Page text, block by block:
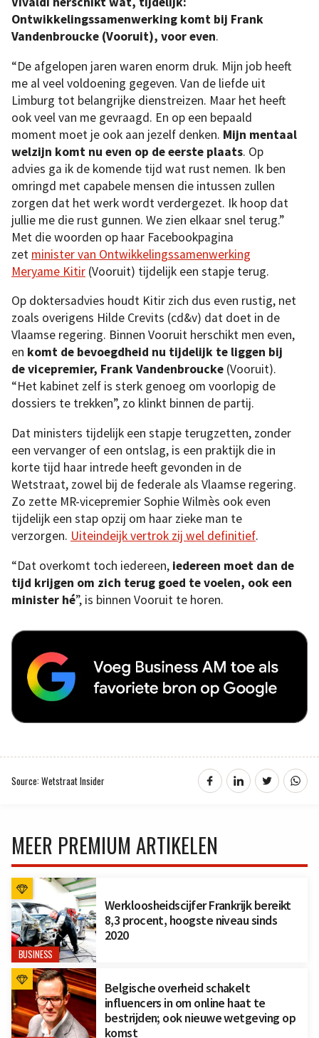
Ontwikkelingssamenwerking komt bij Frank
Vandenbroucke (Vooruit), voor even.
“De afgelopen jaren waren enorm druk. Mijn job heeft
me al veel voldoening gegeven. Van de liefde uit
Limburg tot belangrijke dienstreizen. Maar het heeft
ook veel van me gevraagd. En op een bepaald
moment moet je ook aan jezelf denken. Mijn mentaal
welzijn komt nu even op de eerste plaats. Op
advies ga ik de komende tijd wat rust nemen. Ik ben
omringd met capabele mensen die intussen zullen
zorgen dat het werk wordt verdergezet. Ik hoop dat
jullie me die rust gunnen. We zien elkaar snel terug.”
Met die woorden op haar Facebookpagina
zet minister van Ontwikkelingssamenwerking
Meryame Kitir (Vooruit) tijdelijk een stapje terug.
Op doktersadvies houdt Kitir zich dus even rustig, net
zoals overigens Hilde Crevits (cd&v) dat doet in de
Vlaamse regering. Binnen Vooruit herschikt men even,
en komt de bevoegdheid nu tijdelijk te liggen bij
de vicepremier, Frank Vandenbroucke (Vooruit).
“Het kabinet zelf is sterk genoeg om voorlopig de
dossiers te trekken”, zo klinkt binnen de partij.
Dat ministers tijdelijk een stapje terugzetten, zonder
een vervanger of een ontslag, is een praktijk die in
korte tijd haar intrede heeft gevonden in de
Wetstraat, zowel bij de federale als Vlaamse regering.
Zo zette MR-vicepremier Sophie Wilmès ook even
tijdelijk een stap opzij om haar zieke man te
verzorgen. Uiteindeijk vertrok zij wel definitief.
“Dat overkomt toch iedereen, iedereen moet dan de
tijd krijgen om zich terug goed te voelen, ook een
minister hé”, is binnen Vooruit te horen.
Source: Wetstraat Insider
MEER PREMIUM ARTIKELEN
BUSINESS
Werkloosheidscijfer Frankrijk bereikt
8,3 procent, hoogste niveau sinds
2020
Belgische overheid schakelt
influencers in om online haat te
bestrijden; ook nieuwe wetgeving op
komst